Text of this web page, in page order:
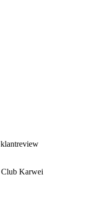
Club Karwei